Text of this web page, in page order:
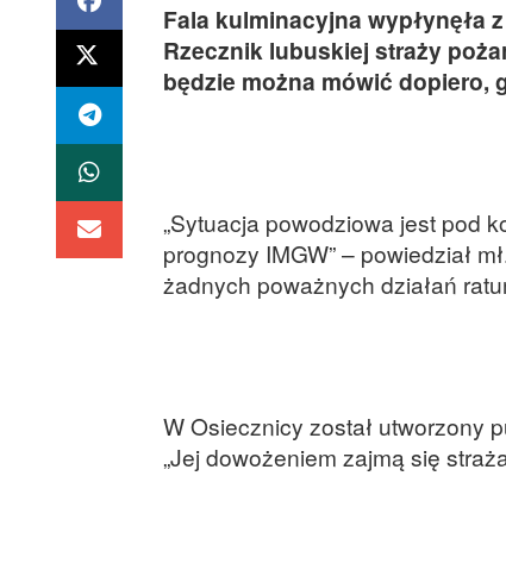
Fala kulminacyjna wypłynęła
Rzecznik lubuskiej straży
będzie można mówić dopiero,
„Sytuacja powodziowa jest pod
prognozy IMGW” – powiedział
żadnych poważnych działań
W Osiecznicy został utworzony
„Jej dowożeniem zajmą się